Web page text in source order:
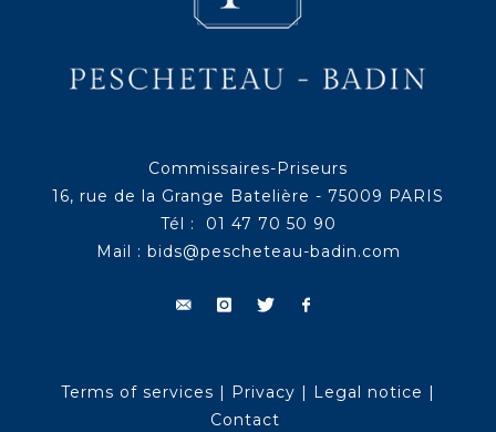
Commissaires-Priseurs
16, rue de la Grange Batelière - 75009 PARIS
Tél : 01 47 70 50 90
Mail : bids@pescheteau-badin.com
Terms of services | Privacy | Legal notice |
Contact